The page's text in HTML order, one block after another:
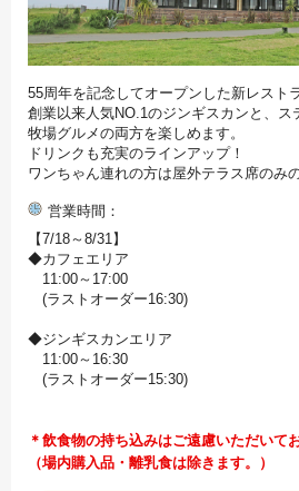
55周年を記念してオープンした新レストラ
創業以来人気NO.1のジンギスカンと、
牧場グルメの両方を楽しめます。
ドリンクも充実のラインアップ！
ワンちゃん連れの方は屋外テラス席のみ
営業時間
【7/18～8/31】
◆カフェエリア
11:00～17:00
(ラストオーダー16:30)
◆ジンギスカンエリア
11:00～16:30
(ラストオーダー15:30)
＊飲食物の持ち込みはご遠慮いただいて
（場内購入品・離乳食は除きます。）